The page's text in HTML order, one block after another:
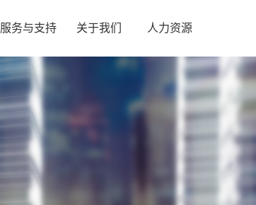
服务与支持 关于我们 人力资源